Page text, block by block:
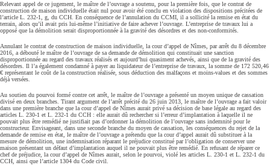
Relevant appel de ce jugement, le maître de l’ouvrage a soutenu, pour la première fois, que le contrat de
construction de maison individuelle était nul pour avoir été conclu en violation des dispositions précitées de
l’article L. 232-1, g, du CCH. En conséquence de l’annulation du CCMI, il a sollicité la remise en état du
terrain, alors qu’il avait pris lui-même l’initiative de faire achever l’ouvrage. L’entreprise de travaux lui a
opposé que la démolition serait disproportionnée à la gravité des désordres et des non-conformités.
Annulant le contrat de construction de maison individuelle, la cour d’appel de Nîmes, par arrêt du 8 décembre
2016, a débouté le maître de l’ouvrage de sa demande de démolition qui constituait une sanction
disproportionnée au regard des travaux réalisés et aujourd’hui quasiment achevés, ainsi que de la gravité des
désordres. Il l’a également condamné à payer au liquidateur de l’entreprise de travaux, la somme de 172 520,46
€ représentant le coût de la construction réalisée, sous déduction des malfaçons et moins-values et des sommes
déjà versées.
Au soutien du pourvoi formé contre cet arrêt, le maître de l’ouvrage a présenté un moyen unique de cassation
divisé en deux branches. Tirant argument de l’arrêt précité du 26 juin 2013, le maître de l’ouvrage a fait valoir
dans une première branche que la cour d’appel de Nîmes aurait privé sa décision de base légale au regard des
articles L. 230-1 et L. 232-1 du CCH : elle aurait dû rechercher si l’erreur d’implantation à laquelle il ne
pouvait plus être remédié ne justifiait pas d’ordonner la démolition de l’ouvrage sans indemnité pour le
constructeur. Envisageant, dans une seconde branche du moyen de cassation, les conséquences du rejet de la
demande de remise en état, le maître de l’ouvrage a prétendu que la cour d’appel aurait dû substituer à la
mesure de démolition, une indemnisation réparant le préjudice constitué par l’obligation de conserver une
maison présentant un défaut d’implantation auquel il ne pouvait plus être remédié. En refusant de réparer ce
chef de préjudice, la cour d’appel de Nîmes aurait, selon le pourvoi, violé les articles L. 230-1 et L. 232-1 du
CCH, ainsi que l’article 1304 du Code civil.